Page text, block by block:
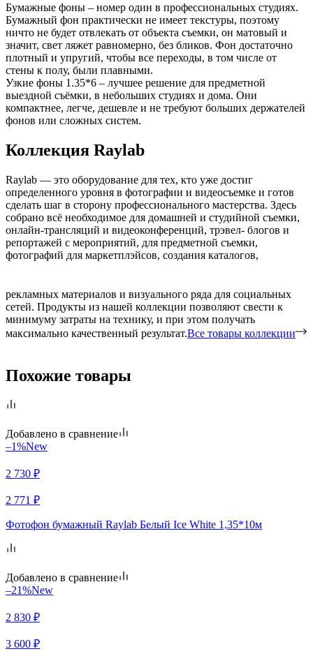
Бумажные фоны – номер один в профессиональных студиях.
Бумажный фон практически не имеет текстуры, поэтому
ничто не будет отвлекать от объекта съемки, он матовый и
значит, свет ляжет равномерно, без бликов. Фон достаточно
плотный и упругий, чтобы все переходы, в том числе от
стены к полу, были плавными.
Узкие фоны 1.35*6 – лучшее решение для предметной
выездной съёмки, в небольших студиях и дома. Они
компактнее, легче, дешевле и не требуют больших держателей
фонов или сложных систем.
Коллекция Raylab
Raylab — это оборудование для тех, кто уже достиг
определенного уровня в фотографии и видеосъемке и готов
сделать шаг в сторону профессионального мастерства. Здесь
собрано всё необходимое для домашней и студийной съемки,
онлайн-трансляций и видеоконференций, трэвел- блогов и
репортажей с мероприятий, для предметной съемки,
фотографий для маркетплэйсов, создания каталогов,
рекламных материалов и визуального ряда для социальных
сетей. Продукты из нашей коллекции позволяют свести к
минимуму затраты на технику, и при этом получать
максимально качественный результат.Все товары коллекции
Похожие товары
Добавлено в сравнение
–1%New
2 730 ₽
2 771 ₽
Фотофон бумажный Raylab Белый Ice White 1,35*10м
Добавлено в сравнение
–21%New
2 830 ₽
3 600 ₽